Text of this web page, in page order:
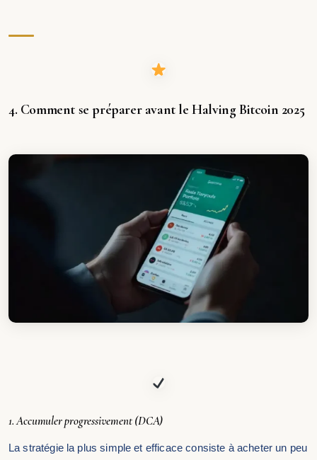
4. Comment se préparer avant le Halving Bitcoin 2025
1. Accumuler progressivement (DCA)
La stratégie la plus simple et efficace consiste à acheter un peu